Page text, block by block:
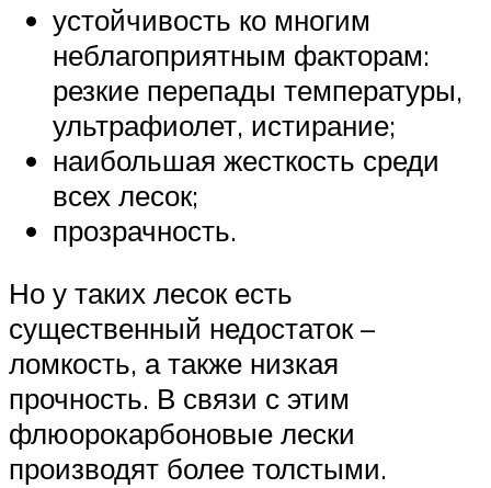
устойчивость ко многим
неблагоприятным факторам:
резкие перепады температуры,
ультрафиолет, истирание;
наибольшая жесткость среди
всех лесок;
прозрачность.
Но у таких лесок есть
существенный недостаток –
ломкость, а также низкая
прочность. В связи с этим
флюорокарбоновые лески
производят более толстыми.